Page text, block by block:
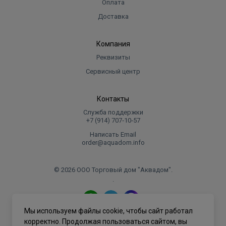
используйте кондиционер только по назначению,
не храните бензин и другие летучие и
легковоспламеняющиеся жидкости вблизи
кондиционера — это очень опасно!
наружного блока не мешали соседям.
Чаще проветривайте помещение, особенно если в
помещении работают приборы на жидком
топливе, которые снижают
Особенности
● Низкий уровень шума;
● Встроенный ионизатор воздуха;
Оплата
Доставка
Компания
Реквизиты
Сервисный центр
Контакты
Служба поддержки
+7 (914) 707‑10‑57
Написать Email
order@aquadom.info
© 2026 ООО Торговый дом "Аквадом".
.
Политика конфиденциальности
Мы используем файлы cookie, чтобы сайт работал
корректно. Продолжая пользоваться сайтом, вы